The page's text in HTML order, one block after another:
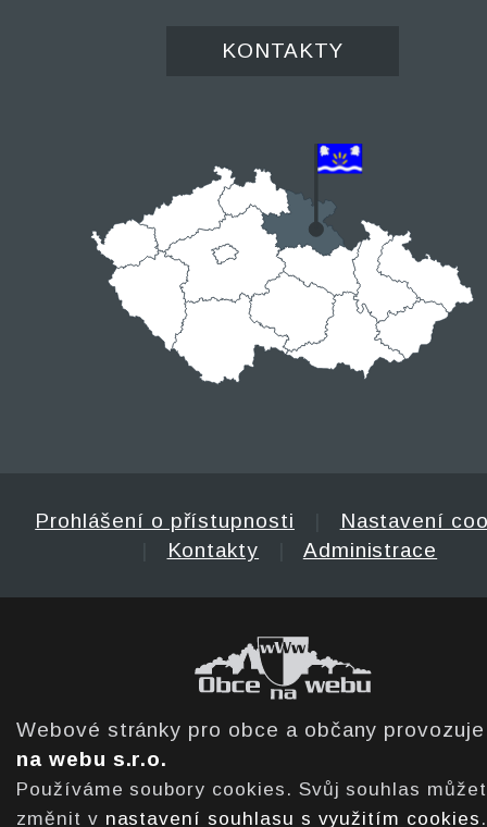
KONTAKTY
Prohlášení o přístupnosti
Nastavení
Kontakty Administrace
Webové stránky pro obce a občany
na webu s.r.o.
Používáme soubory cookies. Svůj souhlas
změnit v nastavení souhlasu s využitím cookies .